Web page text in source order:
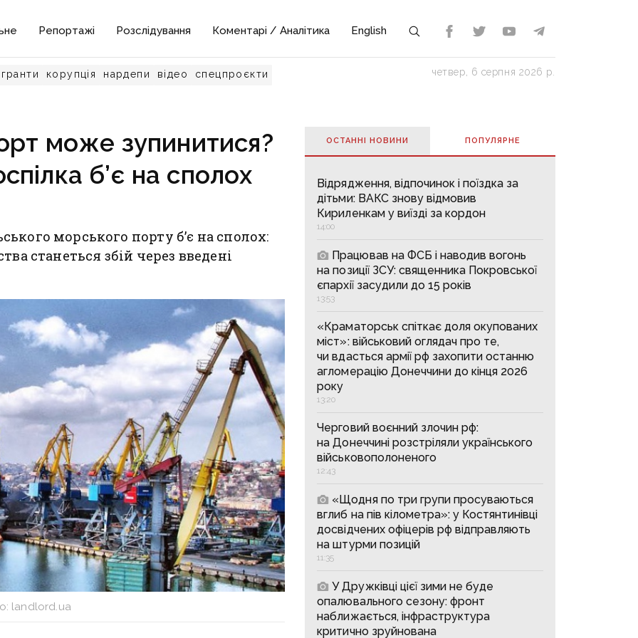
Репортажі Розслідування Коментарі / Аналітика English
гранти корупція нардепи відео спецпроєкти четвер, 6 серпня 2026 р.
може зупинитися?
б’є на сполох
морського порту б’є на сполох:
станеться збій через введені
landlord.ua
ОСТАННІ НОВИНИ ПОПУЛЯРНE
Відрядження, відпочинок і поїздка за
дітьми: ВАКС знову відмовив
Кириленкам у виїзді за кордон
14:00
Працював на ФСБ і наводив вогонь
на позиції ЗСУ: священника Покровської
єпархії засудили до 15 років
13:53
«Краматорськ спіткає доля окупованих
міст»: військовий оглядач про те,
чи вдасться армії рф захопити останню
агломерацію Донеччини до кінця 2026
року
13:20
Черговий воєнний злочин рф:
на Донеччині розстріляли українського
військовополоненого
12:43
«Щодня по три групи просуваються
вглиб на пів кілометра»: у Костянтинівці
досвідчених офіцерів рф відправляють
на штурми позицій
11:35
У Дружківці цієї зими не буде
опалювального сезону: фронт
наближається, інфраструктура
критично зруйнована